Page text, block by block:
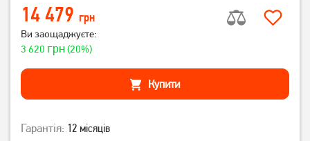
14 479 грн
Ви заощаджуєте:
3 620 грн(20%)
Купити
Гарантія: 12 місяців